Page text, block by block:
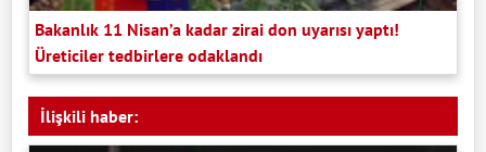
Bakanlık 11 Nisan’a kadar zirai don uyarısı yaptı!
Üreticiler tedbirlere odaklandı
İlişkili haber: